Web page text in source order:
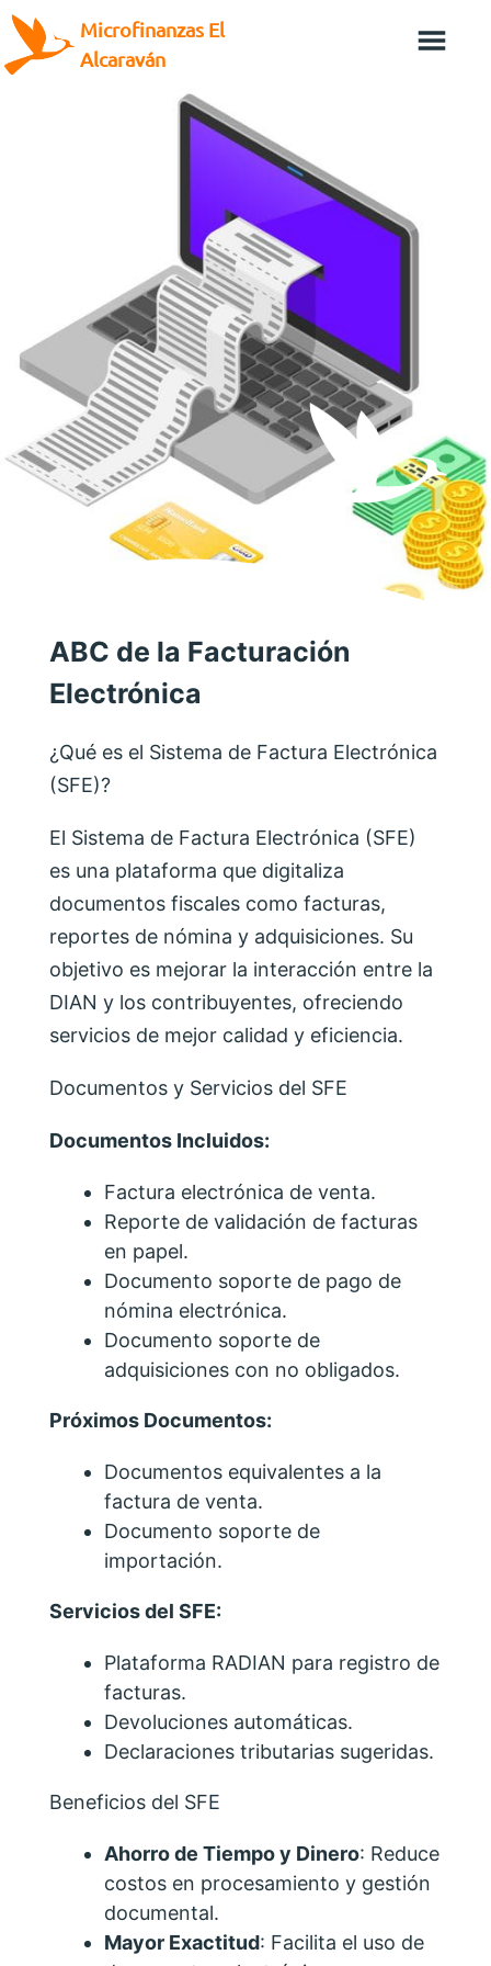
Microfinanzas El
Alcaraván
ABC de la Facturación
Electrónica
¿Qué es el Sistema de Factura Electrónica
(SFE)?
El Sistema de Factura Electrónica (SFE)
es una plataforma que digitaliza
documentos fiscales como facturas,
reportes de nómina y adquisiciones. Su
objetivo es mejorar la interacción entre la
DIAN y los contribuyentes, ofreciendo
servicios de mejor calidad y eficiencia.
Documentos y Servicios del SFE
Documentos Incluidos:
Factura electrónica de venta.
Reporte de validación de facturas
en papel.
Documento soporte de pago de
nómina electrónica.
Documento soporte de
adquisiciones con no obligados.
Próximos Documentos:
Documentos equivalentes a la
factura de venta.
Documento soporte de
importación.
Servicios del SFE:
Plataforma RADIAN para registro de
facturas.
Devoluciones automáticas.
Declaraciones tributarias sugeridas.
Beneficios del SFE
Ahorro de Tiempo y Dinero: Reduce
costos en procesamiento y gestión
documental.
Mayor Exactitud: Facilita el uso de